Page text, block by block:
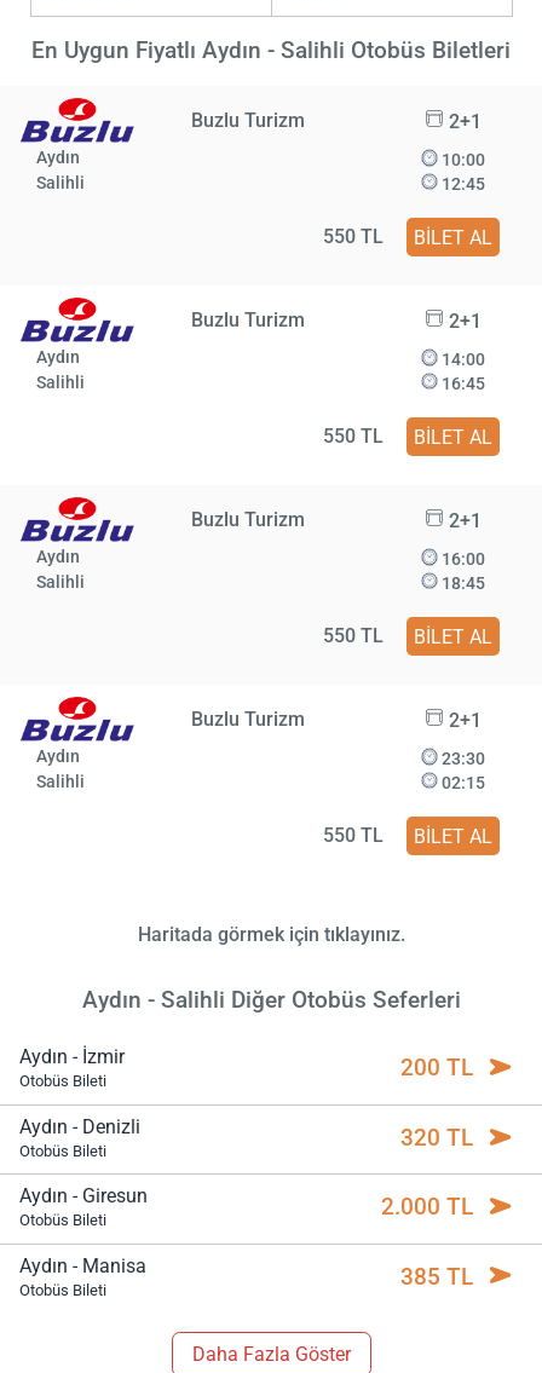
En Uygun Fiyatlı Aydın - Salihli Otobüs Biletleri
Buzlu Turizm 2+1
Aydın
Salihli
10:00
12:45
550 TL BİLET AL
Buzlu Turizm 2+1
Aydın
Salihli
14:00
16:45
550 TL BİLET AL
Buzlu Turizm 2+1
Aydın
Salihli
16:00
18:45
550 TL BİLET AL
Buzlu Turizm 2+1
Aydın
Salihli
23:30
02:15
550 TL BİLET AL
Haritada görmek için tıklayınız.
Aydın - Salihli Diğer Otobüs Seferleri
Aydın - İzmir
Otobüs Bileti 200 TL
Aydın - Denizli
Otobüs Bileti 320 TL
Aydın - Giresun
Otobüs Bileti 2.000 TL
Aydın - Manisa
Otobüs Bileti 385 TL
Daha Fazla Göster